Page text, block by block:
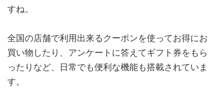
すね。
全国の店舗で利用出来るクーポンを使ってお得にお
買い物したり、アンケートに答えてギフト券をもら
ったりなど、日常でも便利な機能も搭載されていま
す。